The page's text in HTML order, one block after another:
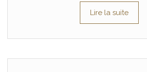
Lire la suite